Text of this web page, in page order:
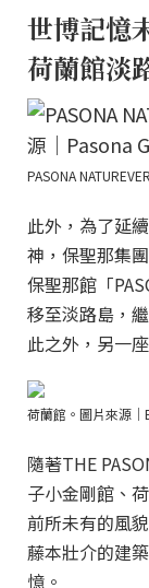
世博記憶
荷蘭館淡
PASONA
此外，為了延
神，保聖那集
保聖那館「
移至淡路島，
此之外，另一
荷蘭館。圖片來源｜
隨著THE
子小金剛館、
前所未有的風
藤本壯介的建
憶。